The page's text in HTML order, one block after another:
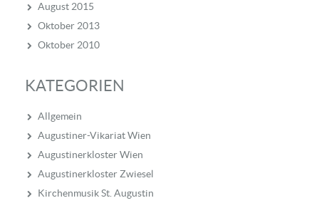
August 2015
Oktober 2013
Oktober 2010
KATEGORIEN
Allgemein
Augustiner-Vikariat Wien
Augustinerkloster Wien
Augustinerkloster Zwiesel
Kirchenmusik St. Augustin